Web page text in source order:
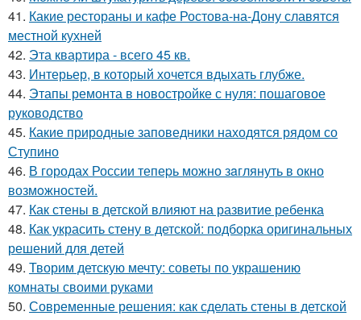
41. Какие рестораны и кафе Ростова-на-Дону славятся
местной кухней
42. Эта квартира - всего 45 кв.
43. Интерьер, в который хочется вдыхать глубже.
44. Этапы ремонта в новостройке с нуля: пошаговое
руководство
45. Какие природные заповедники находятся рядом со
Ступино
46. В городах России тепеpь можно зaглянуть в окно
возмoжностей.
47. Как стены в детской влияют на развитие ребенка
48. Как украсить стену в детской: подборка оригинальных
решений для детей
49. Творим детскую мечту: советы по украшению
комнаты своими руками
50. Современные решения: как сделать стены в детской